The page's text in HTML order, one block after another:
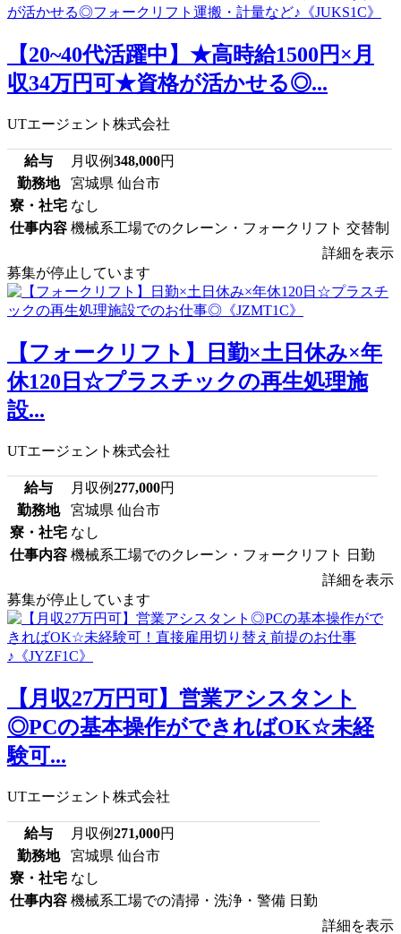
【20~40代活躍中】★高時給1500円×月
収34万円可★資格が活かせる◎...
UTエージェント株式会社
給与 月収例348,000円
勤務地
宮城県 仙台市
寮・社宅 なし
仕事内容 機械系工場でのクレーン・フォークリフト 交替制
詳細を表示
募集が停止しています
【フォークリフト】日勤×土日休み×年
休120日☆プラスチックの再生処理施
設...
UTエージェント株式会社
給与 月収例277,000円
勤務地
宮城県 仙台市
寮・社宅 なし
仕事内容 機械系工場でのクレーン・フォークリフト 日勤
詳細を表示
募集が停止しています
【月収27万円可】営業アシスタント
◎PCの基本操作ができればOK☆未経
験可...
UTエージェント株式会社
給与 月収例271,000円
勤務地
宮城県 仙台市
寮・社宅 なし
仕事内容 機械系工場での清掃・洗浄・警備 日勤
詳細を表示